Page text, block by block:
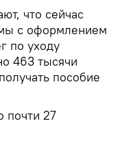
что сейчас
с оформлением
по уходу
463 тысячи
пособие
почти 27